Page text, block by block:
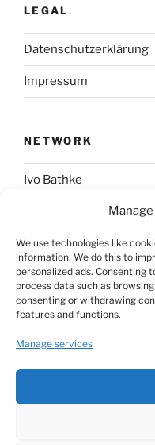
We use technologies like
information. We do this to
personalized ads. Consenting
process data such as
consenting or withdrawing
features and functions.
Manage services
LEGAL
Datenschutzerklärung
Impressum
NETWORK
Ivo Bathke
web-development.cc
SOCIAL
github.com/nerdpress-
twitter.com/